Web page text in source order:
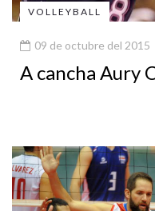
VOLLEYBALL
09 de octubre del 2015
A cancha Aury